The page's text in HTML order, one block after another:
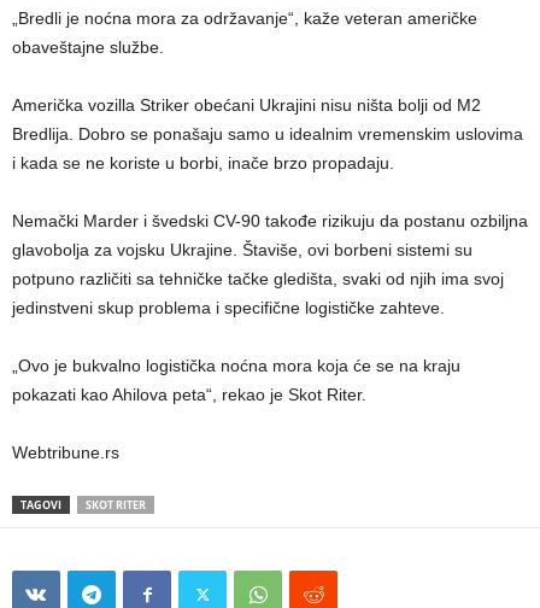
„Bredli je noćna mora za održavanje“, kaže veteran američke
obaveštajne službe.
Američka vozilla Striker obećani Ukrajini nisu ništa bolji od M2
Bredlija. Dobro se ponašaju samo u idealnim vremenskim uslovima
i kada se ne koriste u borbi, inače brzo propadaju.
Nemački Marder i švedski CV-90 takođe rizikuju da postanu ozbiljna
glavobolja za vojsku Ukrajine. Štaviše, ovi borbeni sistemi su
potpuno različiti sa tehničke tačke gledišta, svaki od njih ima svoj
jedinstveni skup problema i specifične logističke zahteve.
„Ovo je bukvalno logistička noćna mora koja će se na kraju
pokazati kao Ahilova peta“, rekao je Skot Riter.
Webtribune.rs
TAGOVI SKOT RITER